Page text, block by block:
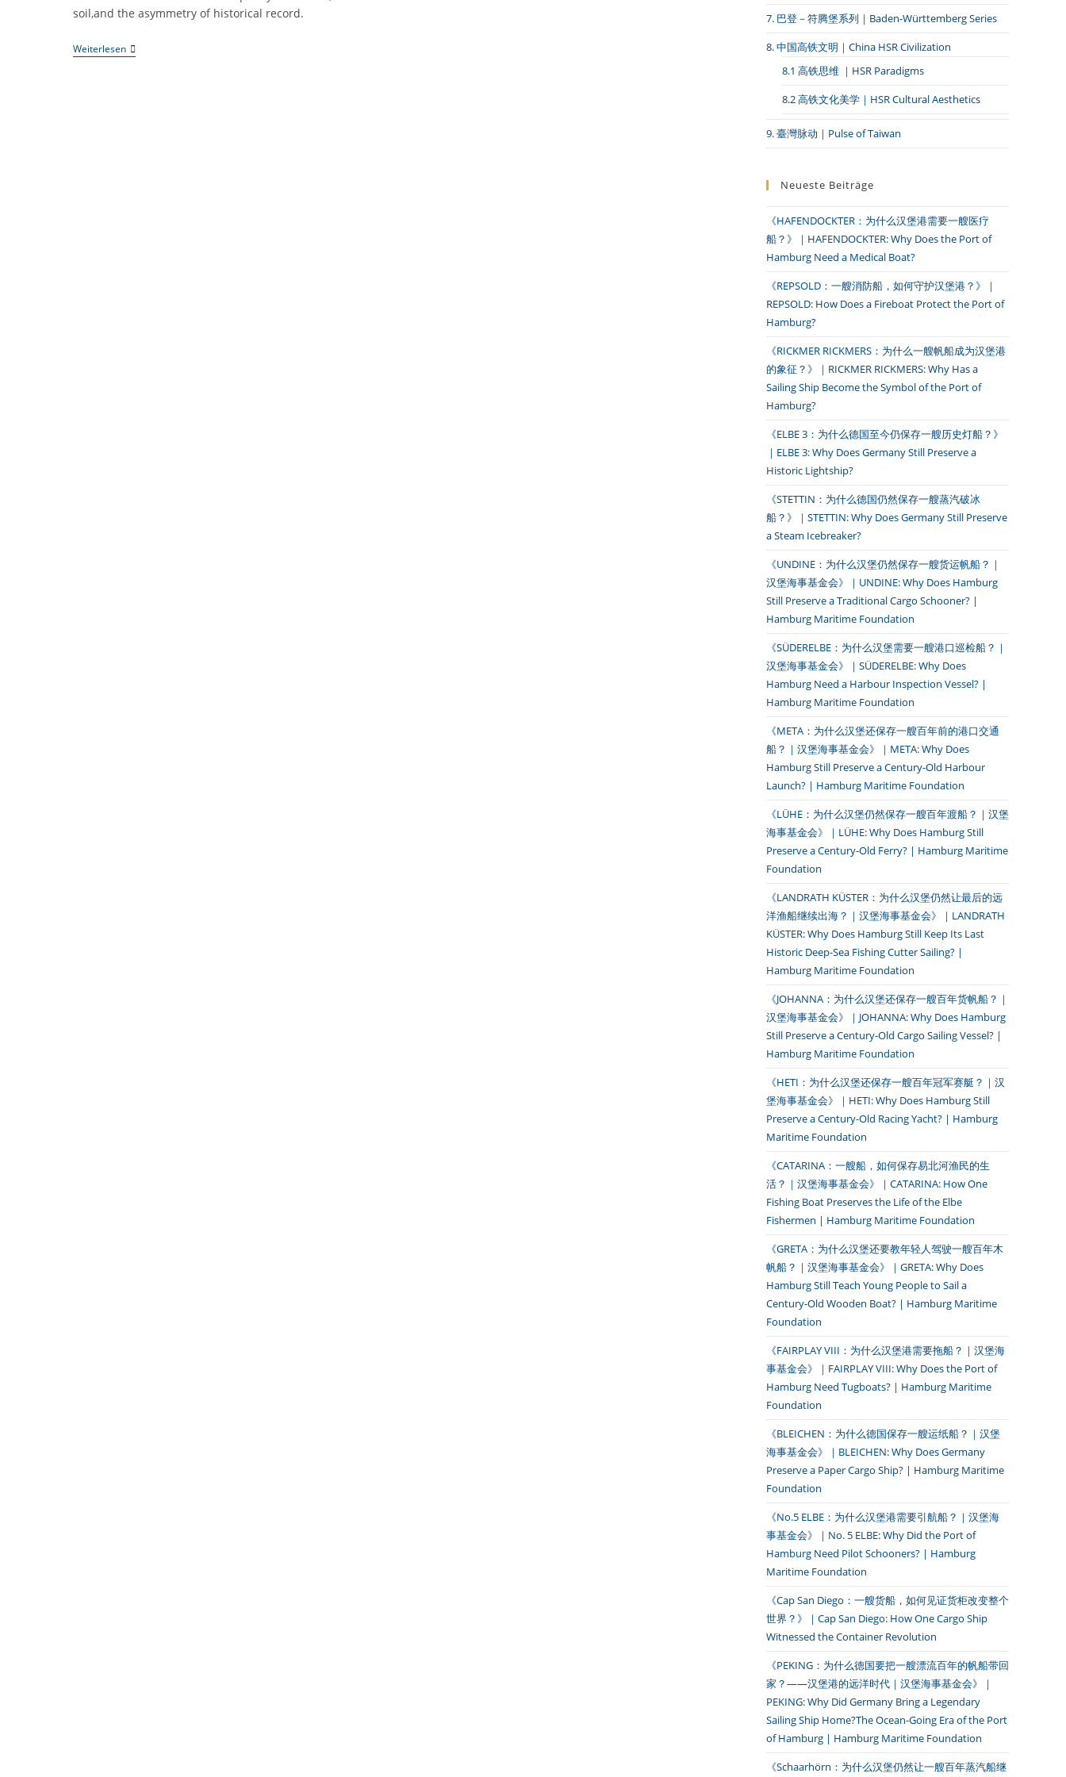
soil,and the asymmetry of historical record.
Weiterlesen《楚
式
7. 巴登－符腾堡系列｜Baden-Württemberg Series
8. 中国高铁文明｜China HSR Civilization
8.1 高铁思维 ｜HSR Paradigms
8.2 高铁文化美学｜HSR Cultural Aesthetics
9. 臺灣脉动｜Pulse of Taiwan
Neueste Beiträge
《HAFENDOCKTER：为什么汉堡港需要一艘医疗
船？》｜HAFENDOCKTER: Why Does the Port of
Hamburg Need a Medical Boat?
《REPSOLD：一艘消防船，如何守护汉堡港？》｜
REPSOLD: How Does a Fireboat Protect the Port of
Hamburg?
《RICKMER RICKMERS：为什么一艘帆船成为汉堡港
的象征？》｜RICKMER RICKMERS: Why Has a
Sailing Ship Become the Symbol of the Port of
Hamburg?
《ELBE 3：为什么德国至今仍保存一艘历史灯船？》
｜ELBE 3: Why Does Germany Still Preserve a
Historic Lightship?
《STETTIN：为什么德国仍然保存一艘蒸汽破冰
船？》｜STETTIN: Why Does Germany Still Preserve
a Steam Icebreaker?
《UNDINE：为什么汉堡仍然保存一艘货运帆船？｜
汉堡海事基金会》｜UNDINE: Why Does Hamburg
Still Preserve a Traditional Cargo Schooner? |
Hamburg Maritime Foundation
《SÜDERELBE：为什么汉堡需要一艘港口巡检船？｜
汉堡海事基金会》｜SÜDERELBE: Why Does
Hamburg Need a Harbour Inspection Vessel? |
Hamburg Maritime Foundation
《META：为什么汉堡还保存一艘百年前的港口交通
船？｜汉堡海事基金会》｜META: Why Does
Hamburg Still Preserve a Century-Old Harbour
Launch? | Hamburg Maritime Foundation
《LÜHE：为什么汉堡仍然保存一艘百年渡船？｜汉堡
海事基金会》｜LÜHE: Why Does Hamburg Still
Preserve a Century-Old Ferry? | Hamburg Maritime
Foundation
《LANDRATH KÜSTER：为什么汉堡仍然让最后的远
洋渔船继续出海？｜汉堡海事基金会》｜LANDRATH
KÜSTER: Why Does Hamburg Still Keep Its Last
Historic Deep-Sea Fishing Cutter Sailing? |
Hamburg Maritime Foundation
《JOHANNA：为什么汉堡还保存一艘百年货帆船？｜
汉堡海事基金会》｜JOHANNA: Why Does Hamburg
Still Preserve a Century-Old Cargo Sailing Vessel? |
Hamburg Maritime Foundation
《HETI：为什么汉堡还保存一艘百年冠军赛艇？｜汉
堡海事基金会》｜HETI: Why Does Hamburg Still
Preserve a Century-Old Racing Yacht? | Hamburg
Maritime Foundation
《CATARINA：一艘船，如何保存易北河渔民的生
活？｜汉堡海事基金会》｜CATARINA: How One
Fishing Boat Preserves the Life of the Elbe
Fishermen | Hamburg Maritime Foundation
《GRETA：为什么汉堡还要教年轻人驾驶一艘百年木
帆船？｜汉堡海事基金会》｜GRETA: Why Does
Hamburg Still Teach Young People to Sail a
Century-Old Wooden Boat? | Hamburg Maritime
Foundation
《FAIRPLAY VIII：为什么汉堡港需要拖船？｜汉堡海
事基金会》｜FAIRPLAY VIII: Why Does the Port of
Hamburg Need Tugboats? | Hamburg Maritime
Foundation
《BLEICHEN：为什么德国保存一艘运纸船？｜汉堡
海事基金会》｜BLEICHEN: Why Does Germany
Preserve a Paper Cargo Ship? | Hamburg Maritime
Foundation
《No.5 ELBE：为什么汉堡港需要引航船？｜汉堡海
事基金会》｜No. 5 ELBE: Why Did the Port of
Hamburg Need Pilot Schooners? | Hamburg
Maritime Foundation
《Cap San Diego：一艘货船，如何见证货柜改变整个
世界？》｜Cap San Diego: How One Cargo Ship
Witnessed the Container Revolution
《PEKING：为什么德国要把一艘漂流百年的帆船带回
家？——汉堡港的远洋时代｜汉堡海事基金会》｜
PEKING: Why Did Germany Bring a Legendary
Sailing Ship Home?The Ocean-Going Era of the Port
of Hamburg | Hamburg Maritime Foundation
《Schaarhörn：为什么汉堡仍然让一艘百年蒸汽船继